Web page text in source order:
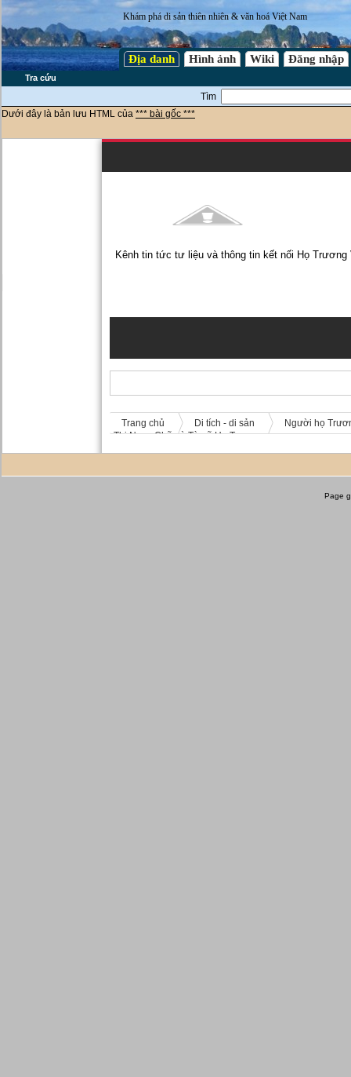
Khám phá di sản thiên nhiên & văn hoá Việt Nam
Địa danh Hình ảnh Wiki Đăng nhập
Tra cứu
Tìm
Dưới đây là bản lưu HTML của *** bài gốc ***
Page